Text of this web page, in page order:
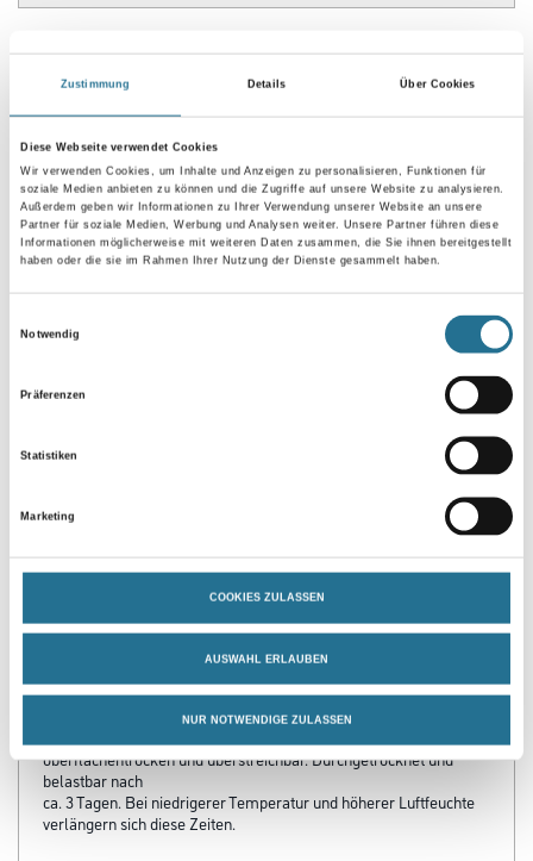
Zustimmung Details Über Cookies
Diese Webseite verwendet Cookies
Wir verwenden Cookies, um Inhalte und Anzeigen zu personalisieren, Funktionen für
soziale Medien anbieten zu können und die Zugriffe auf unsere Website zu analysieren.
Außerdem geben wir Informationen zu Ihrer Verwendung unserer Website an unsere
Partner für soziale Medien, Werbung und Analysen weiter. Unsere Partner führen diese
Informationen möglicherweise mit weiteren Daten zusammen, die Sie ihnen bereitgestellt
haben oder die sie im Rahmen Ihrer Nutzung der Dienste gesammelt haben.
Notwendig
Präferenzen
Statistiken
Marketing
COOKIES ZULASSEN
AUSWAHL ERLAUBEN
NUR NOTWENDIGE ZULASSEN
Untere Temperaturgrenze bei der Verarbeitung und Trocknung:+5
°C für Untergrund und Umluft.
oberflächentrocken und überstreichbar. Durchgetrocknet und
belastbar nach
ca. 3 Tagen. Bei niedrigerer Temperatur und höherer Luftfeuchte
verlängern sich diese Zeiten.